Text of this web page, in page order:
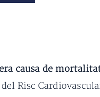
causa de
Risc